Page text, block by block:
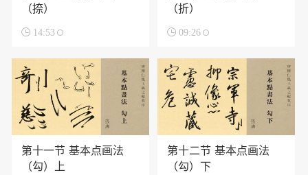
（捺）
 14:53
（折）
 09:26
第十一节 基本点画法
（勾）上
第十二节 基本点画法
（勾）下